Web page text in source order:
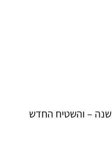
למה שטיח הצמר של סבתא שרד 60 שנה – והשטיח החדש